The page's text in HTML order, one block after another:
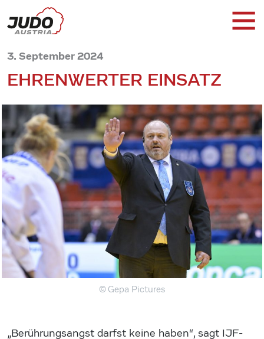
3. September 2024
EHRENWERTER EINSATZ
© Gepa Pictures
„Berührungsangst darfst keine haben“, sagt IJF-